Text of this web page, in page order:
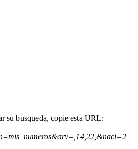
su busqueda, copie esta URL: